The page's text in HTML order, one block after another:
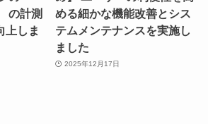
の計測
上しま
める細かな機能改善とシス
テムメンテナンスを実施し
ました
2025年12月17日